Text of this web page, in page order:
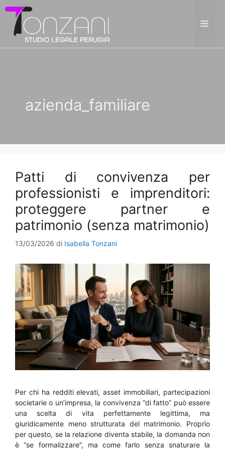
Vai
contenuto
azienda_familiare
Patti di convivenza per
professionisti e imprenditori:
proteggere partner e
patrimonio (senza matrimonio)
13/03/2026 di Isabella Tonzani
Per chi ha redditi elevati, asset immobiliari, partecipazioni
societarie o un’impresa, la convivenza “di fatto” può essere
una scelta di vita perfettamente legittima, ma
giuridicamente meno strutturata del matrimonio. Proprio
per questo, se la relazione diventa stabile, la domanda non
è “se formalizzare”, ma come farlo senza snaturare la